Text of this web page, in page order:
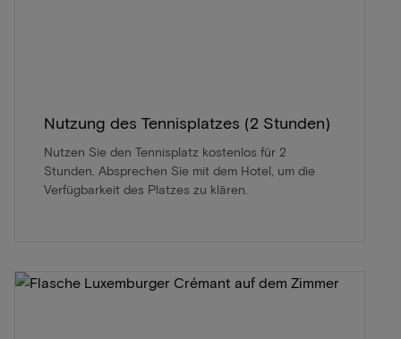
Nutzung des Tennisplatzes (2 Stunden)
Nutzen Sie den Tennisplatz kostenlos für 2
Stunden. Absprechen Sie mit dem Hotel, um die
Verfügbarkeit des Platzes zu klären.